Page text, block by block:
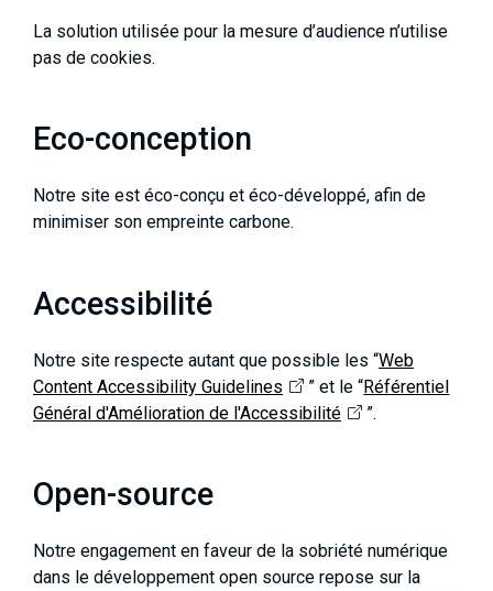
La solution utilisée pour la mesure d’audience n’utilise
pas de cookies.
Eco-conception
Notre site est éco-conçu et éco-développé, afin de
minimiser son empreinte carbone.
Accessibilité
Notre site respecte autant que possible les “Web
Content Accessibility Guidelines
” et le “Référentiel
Général d'Amélioration de l'Accessibilité
”.
Open-source
Notre engagement en faveur de la sobriété numérique
dans le développement open source repose sur la